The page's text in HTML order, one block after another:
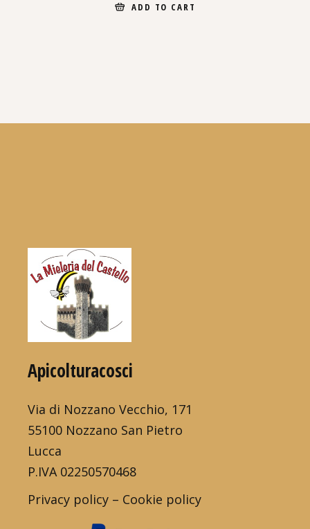
ADD TO CART
Apicolturacosci
Via di Nozzano Vecchio, 171
55100 Nozzano San Pietro
Lucca
P.IVA 02250570468
Privacy policy – Cookie policy